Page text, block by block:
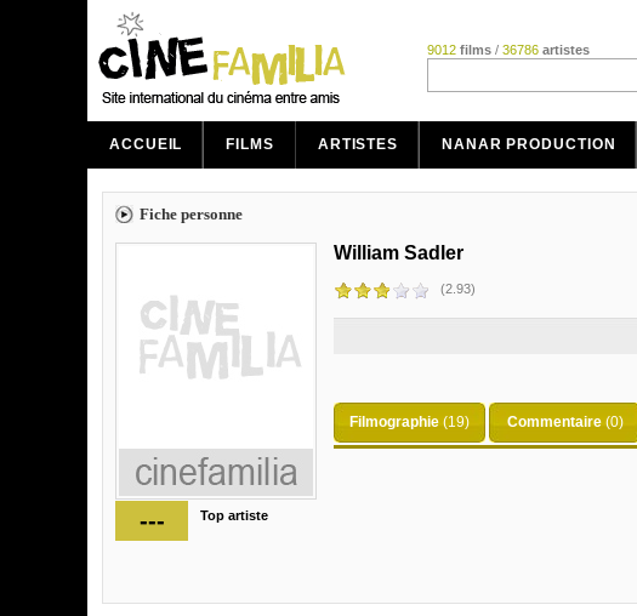
9012 films / 36786 artistes
ACCUEIL FILMS ARTISTES NANAR PRODUCTION
Fiche personne
--- Top artiste
William Sadler
(2.93)
Filmographie (19) Commentaire(0)